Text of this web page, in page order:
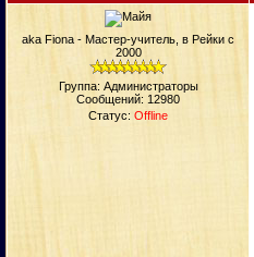
aka Fiona - Мастер-учитель, в Рейки с
2000
Группа: Администраторы
Сообщений: 12980
Статус: Offline